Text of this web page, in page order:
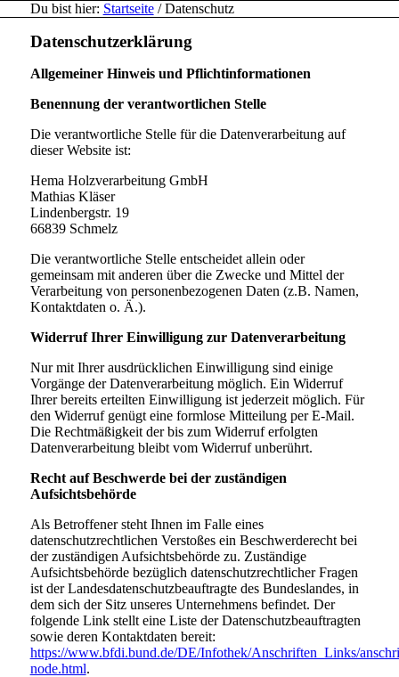
Du bist hier: Startseite / Datenschutz
Datenschutzerklärung
Allgemeiner Hinweis und Pflichtinformationen
Benennung der verantwortlichen Stelle
Die verantwortliche Stelle für die Datenverarbeitung auf
dieser Website ist:
Hema Holzverarbeitung GmbH
Mathias Kläser
Lindenbergstr. 19
66839 Schmelz
Die verantwortliche Stelle entscheidet allein oder
gemeinsam mit anderen über die Zwecke und Mittel der
Verarbeitung von personenbezogenen Daten (z.B. Namen,
Kontaktdaten o. Ä.).
Widerruf Ihrer Einwilligung zur Datenverarbeitung
Nur mit Ihrer ausdrücklichen Einwilligung sind einige
Vorgänge der Datenverarbeitung möglich. Ein Widerruf
Ihrer bereits erteilten Einwilligung ist jederzeit möglich. Für
den Widerruf genügt eine formlose Mitteilung per E-Mail.
Die Rechtmäßigkeit der bis zum Widerruf erfolgten
Datenverarbeitung bleibt vom Widerruf unberührt.
Recht auf Beschwerde bei der zuständigen
Aufsichtsbehörde
Als Betroffener steht Ihnen im Falle eines
datenschutzrechtlichen Verstoßes ein Beschwerderecht bei
der zuständigen Aufsichtsbehörde zu. Zuständige
Aufsichtsbehörde bezüglich datenschutzrechtlicher Fragen
ist der Landesdatenschutzbeauftragte des Bundeslandes, in
dem sich der Sitz unseres Unternehmens befindet. Der
folgende Link stellt eine Liste der Datenschutzbeauftragten
sowie deren Kontaktdaten bereit:
https://www.bfdi.bund.de/DE/Infothek/Anschriften_Links/
node.html.